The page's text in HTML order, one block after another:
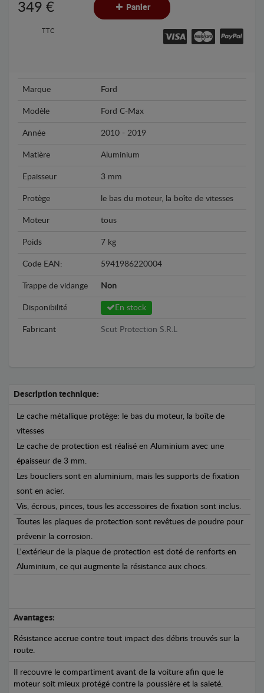
349 €
TTC
Panier
Marque Ford
Modèle Ford C-Max
Année 2010 - 2019
Matière Aluminium
Epaisseur 3 mm
Protège le bas du moteur, la boîte de vitesses
Moteur tous
Poids 7 kg
Code EAN: 5941986220004
Trappe de vidange Non
Disponibilité En stock
Fabricant Scut Protection S.R.L
Description technique:
Le cache métallique protège: le bas du moteur, la boîte de
vitesses
Le cache de protection est réalisé en Aluminium avec une
épaisseur de 3 mm.
Les boucliers sont en aluminium, mais les supports de fixation
sont en acier.
Vis, écrous, pinces, tous les accessoires de fixation sont inclus.
Toutes les plaques de protection sont revêtues de poudre pour
prévenir la corrosion.
L'extérieur de la plaque de protection est doté de renforts en
Aluminium, ce qui augmente la résistance aux chocs.
Avantages:
Résistance accrue contre tout impact des débris trouvés sur la
route.
Il recouvre le compartiment avant de la voiture afin que le
moteur soit mieux protégé contre la poussière et la saleté.